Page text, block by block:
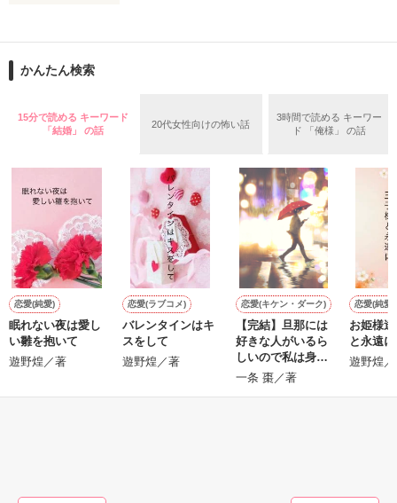
遠くに連れて行かないで…
作品を読む
超わがままで
超自信家で
超超超
アイツに見つめられると
キュンキュンが止まらない
－2009秋　短編－
★チョイエロなので苦手な方はご遠慮ください★
かんたん検索
15分で読める キーワード
「結婚」 の話
20代女性向けの怖い話
3時間で読める キーワー
ド 「俺様」 の話
恋愛(純愛)
眠れない夜は愛し
い雛を抱いて
遊野煌／著
恋愛(ラブコメ)
バレンタインはキ
スをして
遊野煌／著
恋愛(キケン・ダーク)
【完結】旦那には
好きな人がいるら
しいので私は身を
引いて離婚しま
一条 棗／著
恋愛(純愛)
お姫様
と永遠に
遊野煌